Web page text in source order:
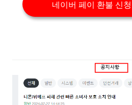
네이버 페이 환불 신